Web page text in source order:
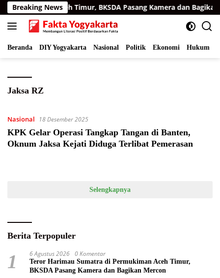
Langsung
ke
konten
Breaking NewsAceh Timur, BKSDA Pasang Kamera dan Bagikan
Beranda DIY Yogyakarta Nasional Politik Ekonomi Hukum
Jaksa RZ
Nasional 18 Desember 2025
KPK Gelar Operasi Tangkap Tangan di Banten,
Oknum Jaksa Kejati Diduga Terlibat Pemerasan
Selengkapnya
Berita Terpopuler
1 6 Agustus 2026 0 Komentar
Teror Harimau Sumatra di Permukiman Aceh Timur,
BKSDA Pasang Kamera dan Bagikan Mercon